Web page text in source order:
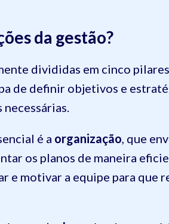
da gestão?
divididas em cinco
de definir objetivos e
necessárias.
é a organização, que
os planos de maneira
e motivar a equipe para que